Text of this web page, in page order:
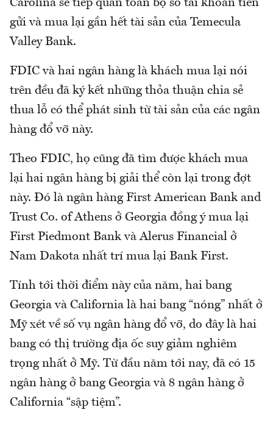
Carolina sẽ tiếp quản toàn bộ số tài khoản tiền
gửi và mua lại gần hết tài sản của Temecula
Valley Bank.
FDIC và hai ngân hàng là khách mua lại nói
trên đều đã ký kết những thỏa thuận chia sẻ
thua lỗ có thể phát sinh từ tài sản của các ngân
hàng đổ vỡ này.
Theo FDIC, họ cũng đã tìm được khách mua
lại hai ngân hàng bị giải thể còn lại trong đợt
này. Đó là ngân hàng First American Bank and
Trust Co. of Athens ở Georgia đồng ý mua lại
First Piedmont Bank và Alerus Financial ở
Nam Dakota nhất trí mua lại Bank First.
Tính tới thời điểm này của năm, hai bang
Georgia và California là hai bang “nóng” nhất ở
Mỹ xét về số vụ ngân hàng đổ vỡ, do đây là hai
bang có thị trường địa ốc suy giảm nghiêm
trọng nhất ở Mỹ. Từ đầu năm tới nay, đã có 15
ngân hàng ở bang Georgia và 8 ngân hàng ở
California “sập tiệm”.